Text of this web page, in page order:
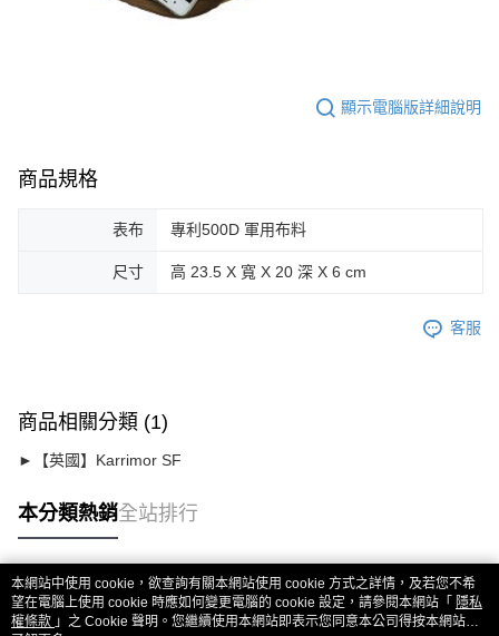
顯示電腦版詳細說明
商品規格
表布 專利500D 軍用布料
尺寸 高 23.5 X 寬 X 20 深 X 6 cm
客服
商品相關分類 (1)
►【英國】Karrimor SF
本分類熱銷全站排行
熱門標籤
本網站中使用 cookie，欲查詢有關本網站使用 cookie 方式之詳情，及若您不希
望在電腦上使用 cookie 時應如何變更電腦的 cookie 設定，請參閱本網站「 隱私
權條款 」之 Cookie 聲明。您繼續使用本網站即表示您同意本公司得按本網站使